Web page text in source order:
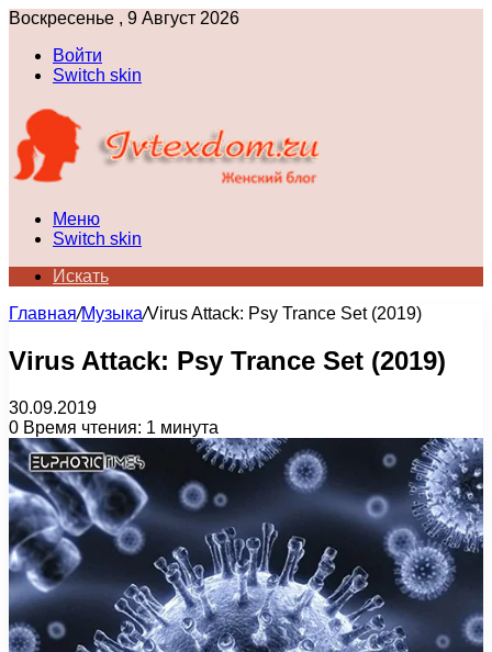
Воскресенье , 9 Август 2026
Войти
Switch skin
Меню
Switch skin
Искать
Главная/Музыка/Virus Attack: Psy Trance Set (2019)
Virus Attack: Psy Trance Set (2019)
30.09.2019
0 Время чтения: 1 минута